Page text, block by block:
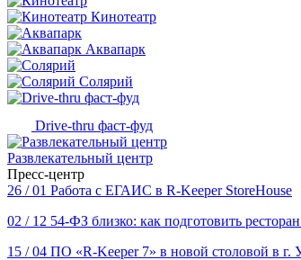
Кинотеатр
Аквапарк
Солярий
Drive-thru фаст-фуд
Развлекательный центр
Пресс-центр
26 / 01 Работа с ЕГАИС в R-Keeper StoreHouse
02 / 12 54-ФЗ близко: как подготовить
15 / 04 ПО «R-Keeper 7» в новой столовой в г.